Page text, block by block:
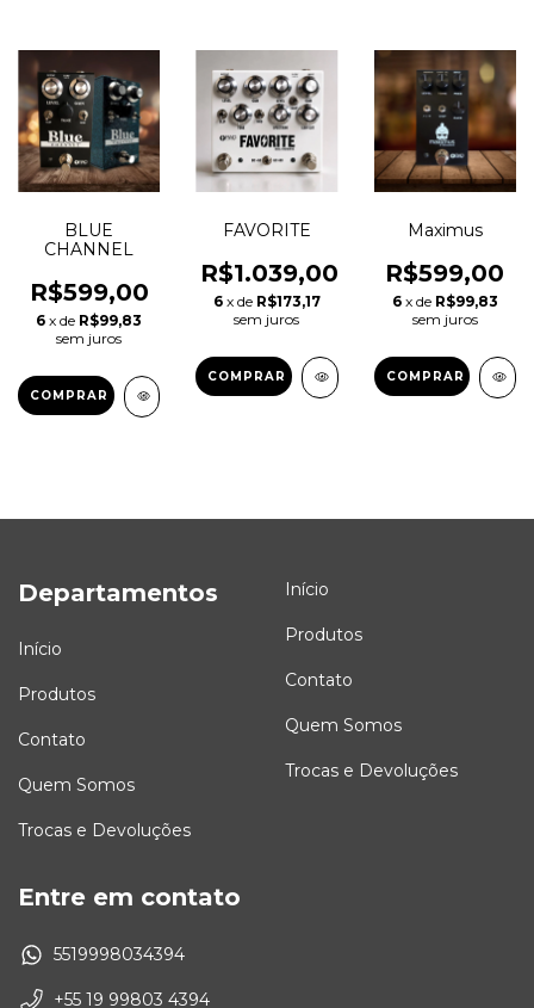
BLUE
CHANNEL
R$599,00
6 x de R$99,83
sem juros
COMPRAR
FAVORITE
R$1.039,00
6 x de R$173,17
sem juros
Maximus
R$599,00
6 x de R$99,83
sem juros
COMPRAR
Departamentos
Início
Produtos
Contato
Quem Somos
Trocas e Devoluções
Início
Produtos
Contato
Quem Somos
Trocas e Devoluções
Entre em contato
5519998034394
+55 19 99803 4394